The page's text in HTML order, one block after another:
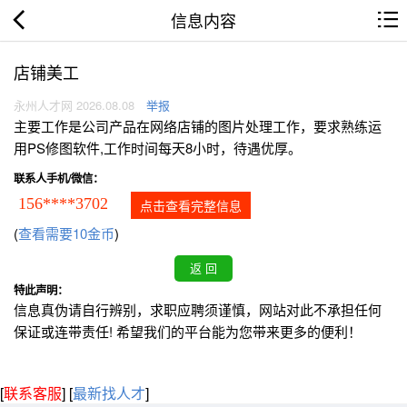
信息内容
店铺美工
永州人才网 2026.08.08 举报
主要工作是公司产品在网络店铺的图片处理工作，要求熟练运
用PS修图软件,工作时间每天8小时，待遇优厚。
联系人手机/微信：
156****3702 点击查看完整信息
(查看需要10金币)
特此声明：
信息真伪请自行辨别，求职应聘须谨慎，网站对此不承担任何
保证或连带责任! 希望我们的平台能为您带来更多的便利！
[联系客服] [最新找人才]